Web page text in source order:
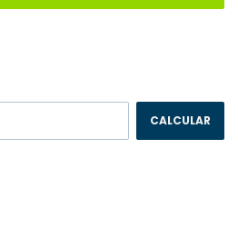
CALCULAR